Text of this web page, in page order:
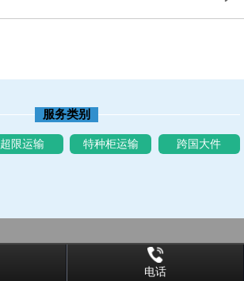
服务类别
超限运输 特种柜运输 跨国大件
电话